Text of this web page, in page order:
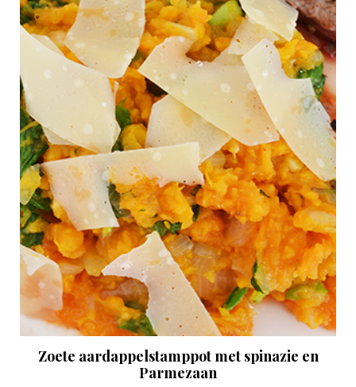
Zoete aardappelstamppot met spinazie en
Parmezaan